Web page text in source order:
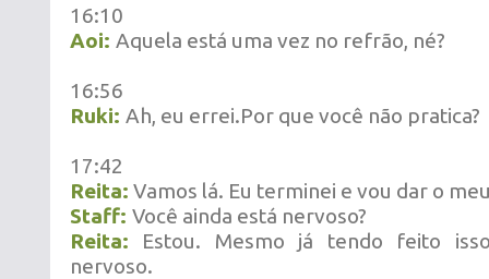
16:10
Aoi: Aquela está uma vez no refrão, né?
16:56
Ruki: Ah, eu errei.Por que você não pratica?
17:42
Reita: Vamos lá. Eu terminei e vou dar o
Staff: Você ainda está nervoso?
Reita: Estou. Mesmo já tendo feito
nervoso.